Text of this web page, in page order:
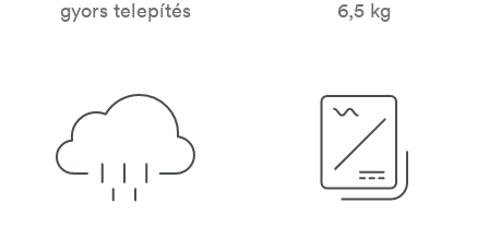
gyors telepítés
6,5 kg